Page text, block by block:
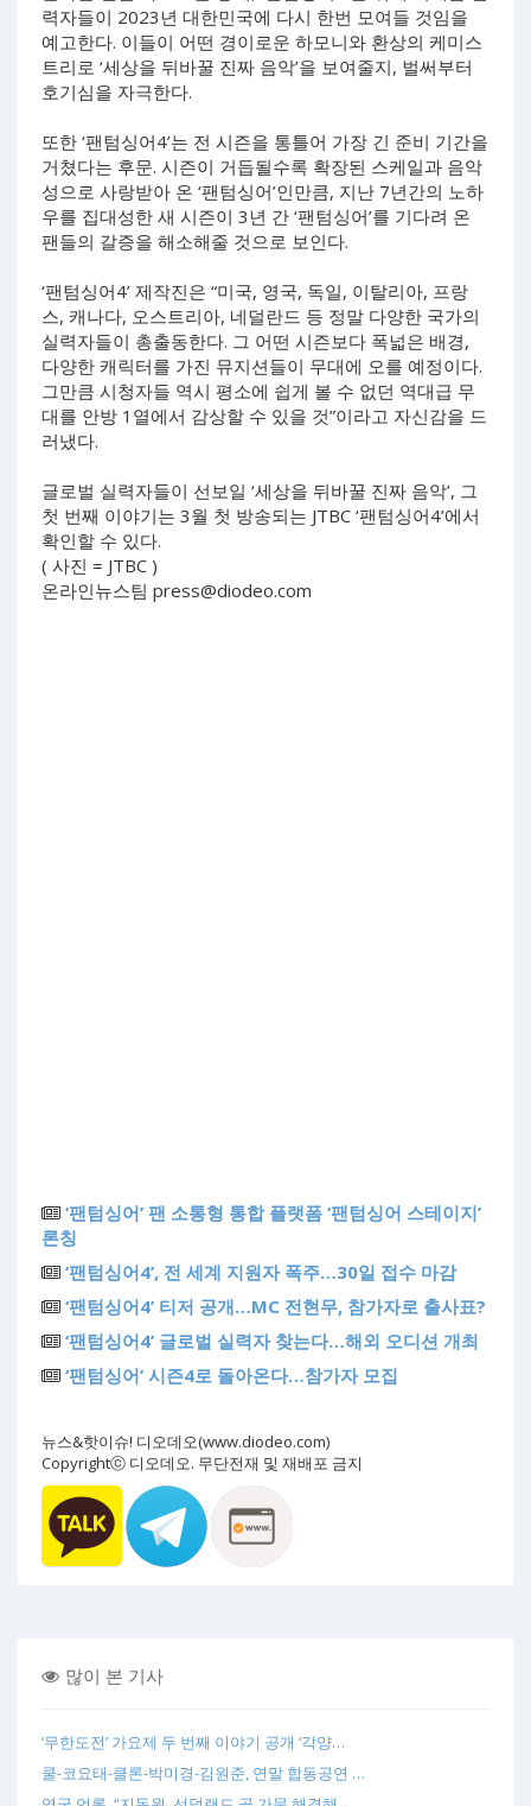
력자들이 2023년 대한민국에 다시 한번 모여들 것임을
예고한다. 이들이 어떤 경이로운 하모니와 환상의 케미스
트리로 ‘세상을 뒤바꿀 진짜 음악’을 보여줄지, 벌써부터
호기심을 자극한다.
또한 ‘팬텀싱어4’는 전 시즌을 통틀어 가장 긴 준비 기간을
거쳤다는 후문. 시즌이 거듭될수록 확장된 스케일과 음악
성으로 사랑받아 온 ‘팬텀싱어’인만큼, 지난 7년간의 노하
우를 집대성한 새 시즌이 3년 간 ‘팬텀싱어’를 기다려 온
팬들의 갈증을 해소해줄 것으로 보인다.
‘팬텀싱어4’ 제작진은 “미국, 영국, 독일, 이탈리아, 프랑
스, 캐나다, 오스트리아, 네덜란드 등 정말 다양한 국가의
실력자들이 총출동한다. 그 어떤 시즌보다 폭넓은 배경,
다양한 캐릭터를 가진 뮤지션들이 무대에 오를 예정이다.
그만큼 시청자들 역시 평소에 쉽게 볼 수 없던 역대급 무
대를 안방 1열에서 감상할 수 있을 것”이라고 자신감을 드
러냈다.
글로벌 실력자들이 선보일 ‘세상을 뒤바꿀 진짜 음악’, 그
첫 번째 이야기는 3월 첫 방송되는 JTBC ‘팬텀싱어4’에서
확인할 수 있다.
( 사진 = JTBC )
온라인뉴스팀 press@diodeo.com
‘팬텀싱어’ 팬 소통형 통합 플랫폼 ‘팬텀싱어 스테이지’
론칭
‘팬텀싱어4’, 전 세계 지원자 폭주…30일 접수 마감
‘팬텀싱어4’ 티저 공개…MC 전현무, 참가자로 출사표?
‘팬텀싱어4’ 글로벌 실력자 찾는다…해외 오디션 개최
‘팬텀싱어’ 시즌4로 돌아온다…참가자 모집
뉴스&핫이슈! 디오데오(www.diodeo.com)
Copyrightⓒ 디오데오. 무단전재 및 재배포 금지
많이 본 기사
‘무한도전’ 가요제 두 번째 이야기 공개 ‘각양…
쿨-코요태-클론-박미경-김원준, 연말 합동공연 …